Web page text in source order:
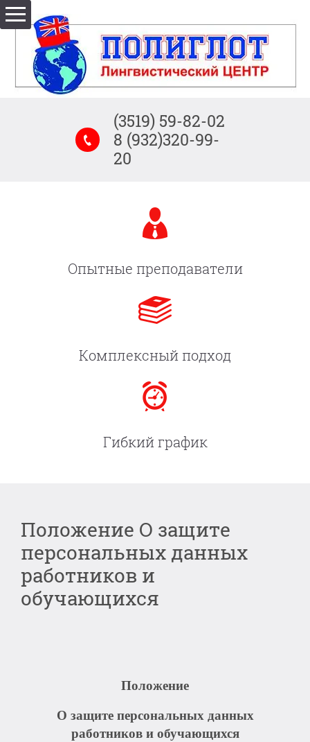
(3519) 59-82-02
8 (932)320-99-
20
Опытные преподаватели
Комплексный подход
Гибкий график
Положение О защите
персональных данных
работников и
обучающихся
Положение
О защите персональных данных
работников и обучающихся